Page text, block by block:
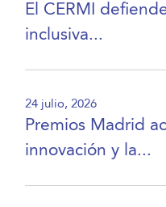
El CERMI
inclusiva...
24 julio, 2026
Premios Madrid
innovación y la...